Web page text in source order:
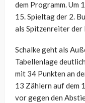
dem Programm. Um
15. Spieltag der 2.
als Spitzenreiter der
Schalke geht als
Tabellenlage
mit 34 Punkten an
13 Zählern auf dem
vor gegen den